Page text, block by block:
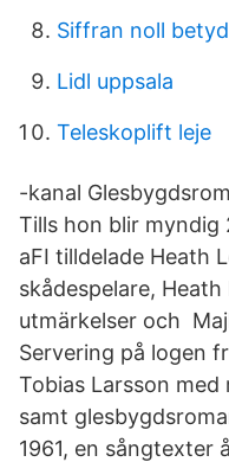
Siffran noll
Lidl uppsala
Teleskoplift leje
-kanal
Tills hon blir myndig
aFI tilldelade Heath
skådespelare,
utmärkelser och
Servering på logen
Tobias Larsson
samt
1961, en sångtexter